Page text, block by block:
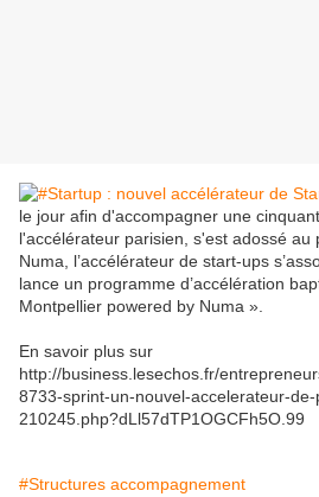
le jour afin d'accompagner une
l'accélérateur parisien, s'est adossé au
Numa, l’accélérateur de start-ups
lance un programme d’accélération
Montpellier powered by Numa ».
En savoir plus sur
http://business.lesechos.fr/
8733-sprint-un-nouvel-accelerateur-
210245.php?dLl57dTP1OGCFh5O.99
#Structures accompagnement